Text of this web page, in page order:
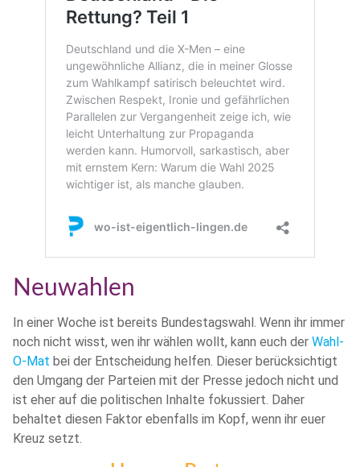
Neuwahlen
In einer Woche ist bereits Bundestagswahl. Wenn ihr immer
noch nicht wisst, wen ihr wählen wollt, kann euch der Wahl-
O-Mat bei der Entscheidung helfen. Dieser berücksichtigt
den Umgang der Parteien mit der Presse jedoch nicht und
ist eher auf die politischen Inhalte fokussiert. Daher
behaltet diesen Faktor ebenfalls im Kopf, wenn ihr euer
Kreuz setzt.